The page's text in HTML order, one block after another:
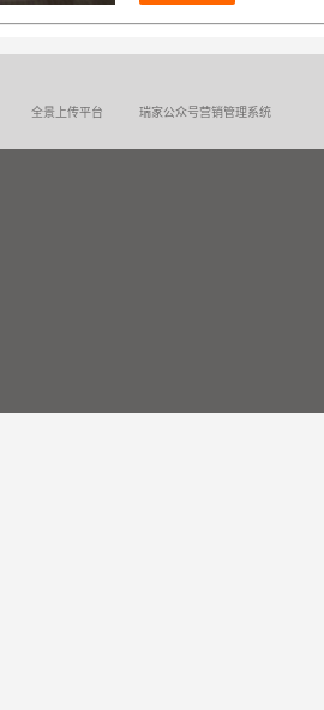
全景上传平台 瑞家公众号营销管理系统